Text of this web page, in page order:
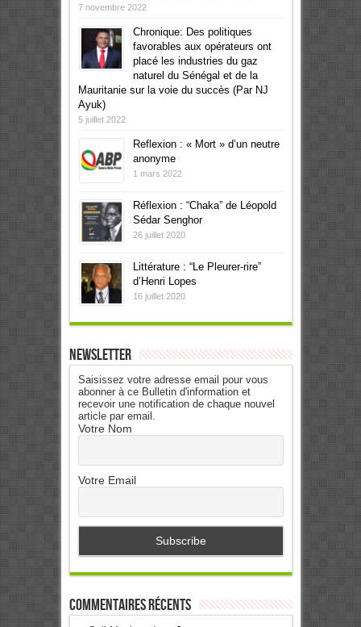
7 novembre 2022
Chronique: Des politiques
favorables aux opérateurs ont
placé les industries du gaz
naturel du Sénégal et de la
Mauritanie sur la voie du succès (Par NJ
Ayuk)
5 juillet 2022
Reflexion : « Mort » d’un neutre
anonyme
1 mars 2022
Réflexion : “Chaka” de Léopold
Sédar Senghor
26 juillet 2020
Littérature : “Le Pleurer-rire”
d’Henri Lopes
16 juillet 2020
Newsletter
Saisissez votre adresse email pour vous
abonner à ce Bulletin d'information et
recevoir une notification de chaque nouvel
article par email.
Votre Nom
Votre Email
Commentaires récents